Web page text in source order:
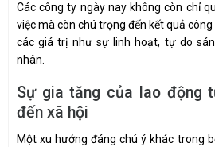
Các công ty ngày nay không còn chỉ
việc mà còn chú trọng đến kết quả
các giá trị như sự linh hoạt, tự do
nhân.
Sự gia tăng của lao động
đến xã hội
Một xu hướng đáng chú ý khác trong